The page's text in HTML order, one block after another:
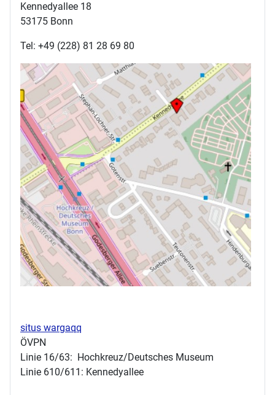
Kennedyallee 18
53175 Bonn
Tel: +49 (228) 81 28 69 80
situs wargaqq
ÖVPN
Linie 16/63: Hochkreuz/Deutsches Museum
Linie 610/611: Kennedyallee